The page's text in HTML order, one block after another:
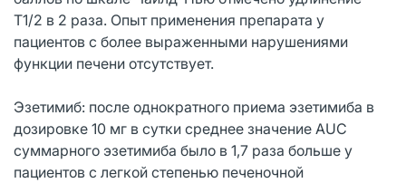
T1/2 в 2 раза. Опыт применения препарата у
пациентов с более выраженными нарушениями
функции печени отсутствует.
Эзетимиб: после однократного приема эзетимиба в
дозировке 10 мг в сутки среднее значение AUC
суммарного эзетимиба было в 1,7 раза больше у
пациентов с легкой степенью печеночной